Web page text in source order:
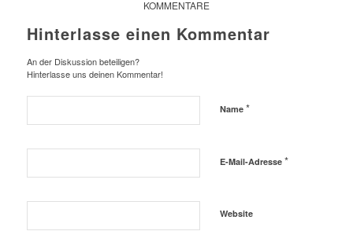
KOMMENTARE
Hinterlasse einen Kommentar
An der Diskussion beteiligen?
Hinterlasse uns deinen Kommentar!
Name *
E-Mail-Adresse *
Website